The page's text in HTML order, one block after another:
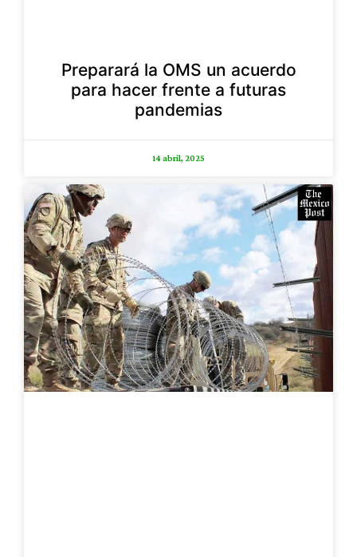
Preparará la OMS un acuerdo
para hacer frente a futuras
pandemias
14 abril, 2025